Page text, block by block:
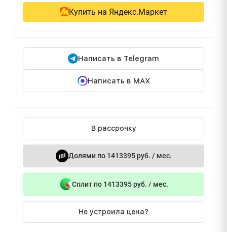
Купить на Яндекс.Маркет
Написать в Telegram
Написать в MAX
В рассрочку
Долями по 1413395 руб. / мес.
Сплит по 1413395 руб. / мес.
Не устроила цена?